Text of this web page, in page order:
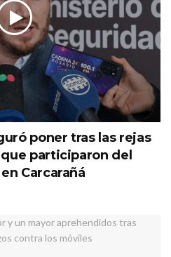
poner tras las rejas
participaron del
Carcarañá